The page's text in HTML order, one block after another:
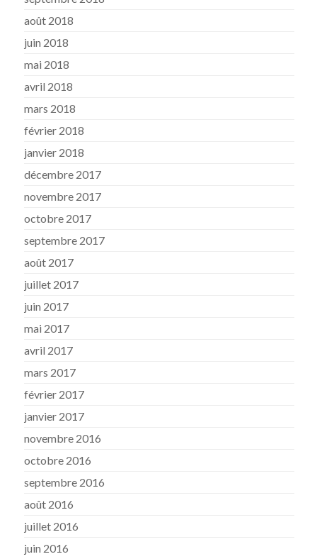
août 2018
juin 2018
mai 2018
avril 2018
mars 2018
février 2018
janvier 2018
décembre 2017
novembre 2017
octobre 2017
septembre 2017
août 2017
juillet 2017
juin 2017
mai 2017
avril 2017
mars 2017
février 2017
janvier 2017
novembre 2016
octobre 2016
septembre 2016
août 2016
juillet 2016
juin 2016